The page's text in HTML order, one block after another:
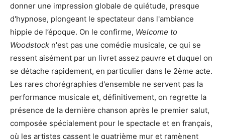
donner une impression globale de quiétude, presque
d'hypnose, plongeant le spectateur dans l'ambiance
hippie de l’époque. On le confirme, Welcome to
Woodstock n'est pas une comédie musicale, ce qui se
ressent aisément par un livret assez pauvre et duquel on
se détache rapidement, en particulier dans le 2ème acte.
Les rares chorégraphies d'ensemble ne servent pas la
performance musicale et, définitivement, on regrette la
présence de la dernière chanson après le premier salut,
composée spécialement pour le spectacle et en français,
où les artistes cassent le quatrième mur et ramènent